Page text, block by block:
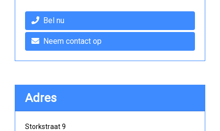
Bel nu
Neem contact op
Adres
Storkstraat 9